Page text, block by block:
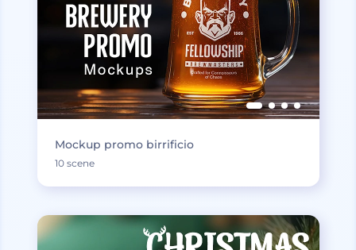
Mockup promo birrificio
10 scene